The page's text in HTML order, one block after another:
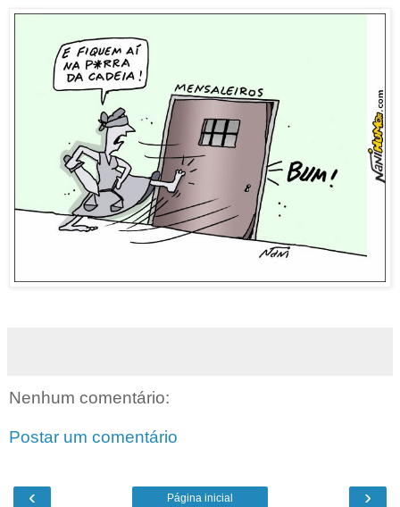
Nenhum comentário:
Postar um comentário
‹ ›
Página inicial